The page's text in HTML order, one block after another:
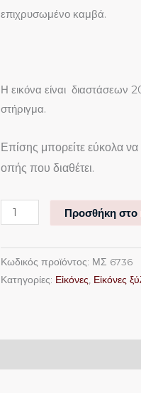
επιχρυσωμένο καμβά.
Η εικόνα είναι διαστάσεων
στήριγμα.
Επίσης μπορείτε εύκολα να
οπής που διαθέτει.
Προσθήκη στο
Κωδικός προϊόντος: ΜΣ 6736
Κατηγορίες: Εἰκόνες Εἰκόνες